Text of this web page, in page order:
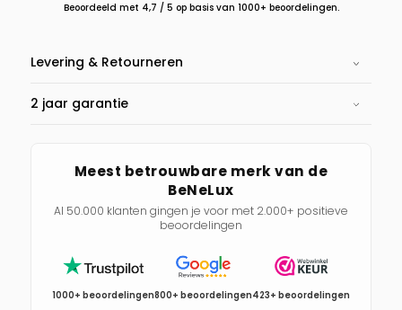
Beoordeeld met 4,7 / 5 op basis van 1000+ beoordelingen.
Levering & Retourneren
2 jaar garantie
Meest betrouwbare merk van de
BeNeLux
Al 50.000 klanten gingen je voor met 2.000+ positieve
beoordelingen
1000+ beoordelingen800+ beoordelingen423+ beoordelingen